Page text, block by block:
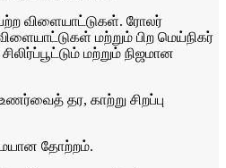
விளையாட்டுகள். ரோலர்
மற்றும் பிற மெய்நிகர்
மற்றும் நிஜமான
தர, காற்று சிறப்பு
தோற்றம்.